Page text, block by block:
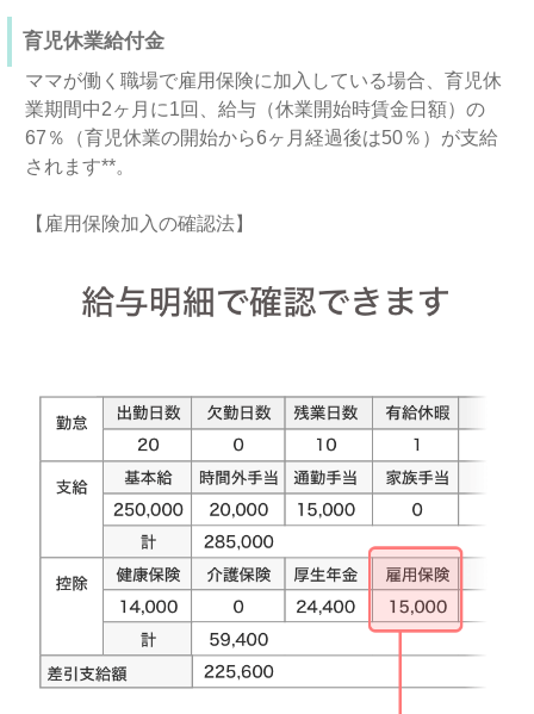
育児休業給付金
ママが働く職場で雇用保険に加入している場合、育児休
業期間中2ヶ月に1回、給与（休業開始時賃金日額）の
67％（育児休業の開始から6ヶ月経過後は50％）が支給
されます**。
【雇用保険加入の確認法】